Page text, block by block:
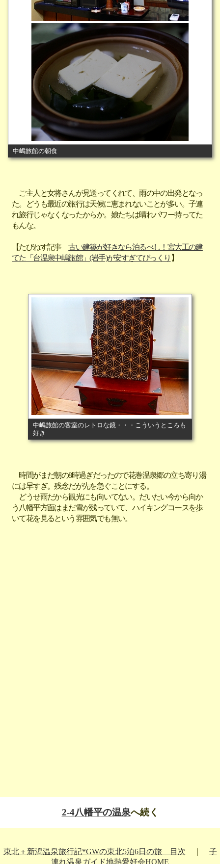
中嶋旅館の朝食
ご主人と女将さんが見送ってくれて、雨の中の出発となっ
た。どうも最近の旅行は天候に恵まれないことが多い。子連
れ旅行じゃなくなったからか。娘たちは晴れパワー持ってた
もんな。
【たびねす記事古い建築が好きなら泊るべし！宮大工の建
てた「台温泉中嶋旅館」(岩手)が安すぎてびっくり 】
中嶋旅館の客室のレトロな鏡・・・こういうところも
好き
時間がまだ朝の8時過ぎだったので花巻温泉郷の立ち寄り湯
には早すぎ。残念だが先を急ぐことにする。
どうせ雨だから観光にも向いてない。だいたい今から向か
う八幡平方面はまだ雪が残っていて、ハイキングコースを歩
いて花を見るという雰囲気でも無い。
2-4八幡平の温泉へ続く
東北＋新潟温泉旅行記*GWの東北5泊6日の旅 目次
子
連れ温泉ガイド地熱愛好会HOME